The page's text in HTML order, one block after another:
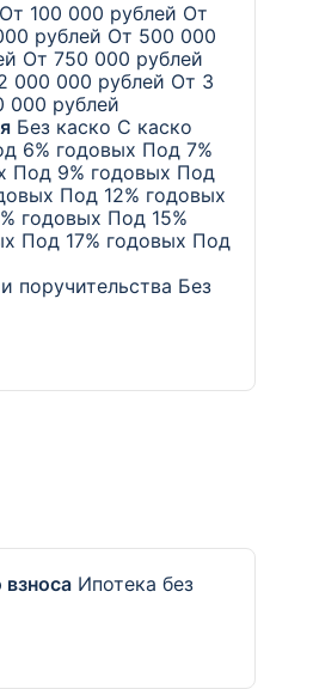
От 100 000 рублей От
рублей От 500 000
От 750 000 рублей
000 000 рублей От 3
000 рублей
Без каско С каско
6% годовых Под 7%
Под 9% годовых Под
Под 12% годовых
годовых Под 15%
Под 17% годовых Под
поручительства Без
взноса Ипотека без